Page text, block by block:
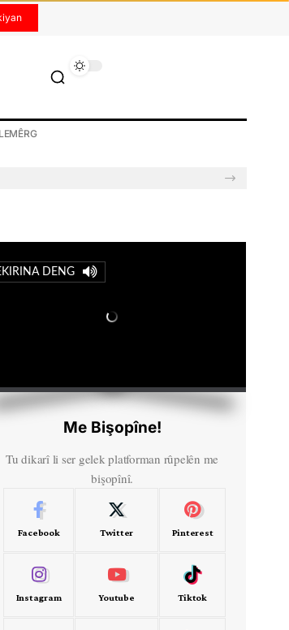
DENG
Me Bişopîne!
Tu dikarî li ser gelek platforman rûpelên me
bişopînî.
Facebook Twitter Pinterest
Instagram Youtube Tiktok